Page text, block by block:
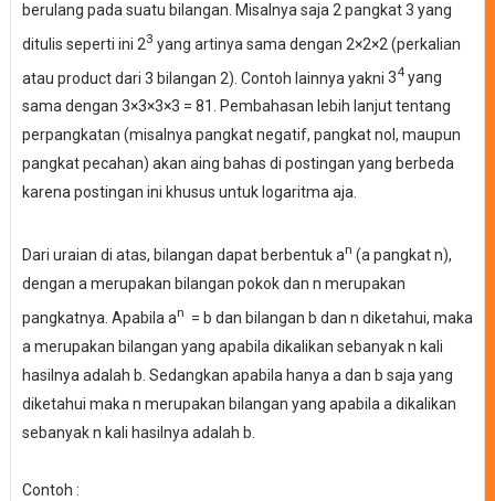
berulang pada suatu bilangan. Misalnya saja 2 pangkat 3 yang
ditulis seperti ini 23 yang artinya sama dengan 2×2×2 (perkalian
atau product dari 3 bilangan 2). Contoh lainnya yakni 34yang
sama dengan 3×3×3×3 = 81. Pembahasan lebih lanjut tentang
perpangkatan (misalnya pangkat negatif, pangkat nol, maupun
pangkat pecahan) akan aing bahas di postingan yang berbeda
karena postingan ini khusus untuk logaritma aja.
Dari uraian di atas, bilangan dapat berbentukan (a pangkat n),
dengan a merupakan bilangan pokok dan n merupakan
pangkatnya. Apabila an = b dan bilangan b dan n diketahui, maka
a merupakan bilangan yang apabila dikalikan sebanyak n kali
hasilnya adalah b. Sedangkan apabila hanya a dan b saja yang
diketahui maka n merupakan bilangan yang apabila a dikalikan
sebanyak n kali hasilnya adalah b.
Contoh :